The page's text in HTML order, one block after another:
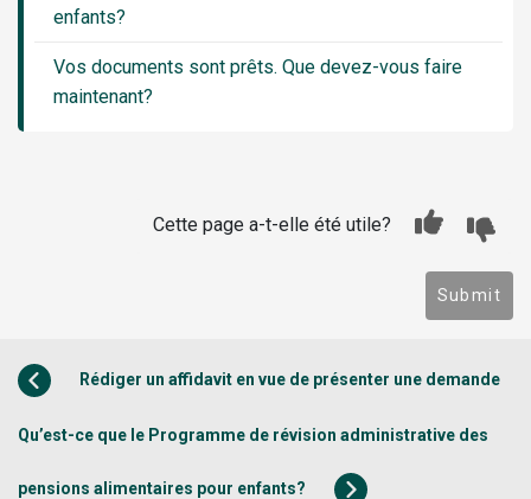
enfants?
Vos documents sont prêts. Que devez-vous faire
maintenant?
Cette page a-t-elle été utile?
Submit
Rédiger un affidavit en vue de présenter une demande
Qu’est-ce que le Programme de révision administrative des
pensions alimentaires pour enfants?